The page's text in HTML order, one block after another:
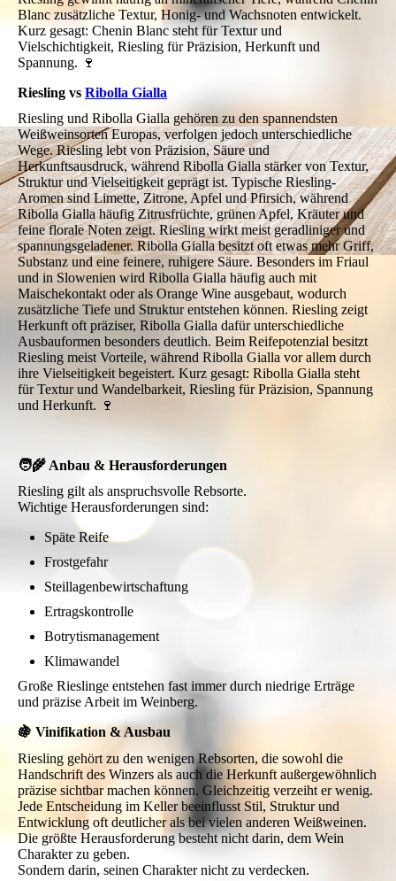
Blanc zusätzliche Textur, Honig- und Wachsnoten entwickelt.
Kurz gesagt: Chenin Blanc steht für Textur und
Vielschichtigkeit, Riesling für Präzision, Herkunft und
Spannung. 🍷
Riesling vs Ribolla Gialla
Riesling und Ribolla Gialla gehören zu den spannendsten
Weißweinsorten Europas, verfolgen jedoch unterschiedliche
Wege. Riesling lebt von Präzision, Säure und
Herkunftsausdruck, während Ribolla Gialla stärker von Textur,
Struktur und Vielseitigkeit geprägt ist. Typische Riesling-
Aromen sind Limette, Zitrone, Apfel und Pfirsich, während
Ribolla Gialla häufig Zitrusfrüchte, grünen Apfel, Kräuter und
feine florale Noten zeigt. Riesling wirkt meist geradliniger und
spannungsgeladener. Ribolla Gialla besitzt oft etwas mehr Griff,
Substanz und eine feinere, ruhigere Säure. Besonders im Friaul
und in Slowenien wird Ribolla Gialla häufig auch mit
Maischekontakt oder als Orange Wine ausgebaut, wodurch
zusätzliche Tiefe und Struktur entstehen können. Riesling zeigt
Herkunft oft präziser, Ribolla Gialla dafür unterschiedliche
Ausbauformen besonders deutlich. Beim Reifepotenzial besitzt
Riesling meist Vorteile, während Ribolla Gialla vor allem durch
ihre Vielseitigkeit begeistert. Kurz gesagt: Ribolla Gialla steht
für Textur und Wandelbarkeit, Riesling für Präzision, Spannung
und Herkunft. 🍷
🧑‍🌾 Anbau & Herausforderungen
Riesling gilt als anspruchsvolle Rebsorte.
Wichtige Herausforderungen sind:
Späte Reife
Frostgefahr
Steillagenbewirtschaftung
Ertragskontrolle
Botrytismanagement
Klimawandel
Große Rieslinge entstehen fast immer durch niedrige Erträge
und präzise Arbeit im Weinberg.
🍇 Vinifikation & Ausbau
Riesling gehört zu den wenigen Rebsorten, die sowohl die
Handschrift des Winzers als auch die Herkunft außergewöhnlich
präzise sichtbar machen können. Gleichzeitig verzeiht er wenig.
Jede Entscheidung im Keller beeinflusst Stil, Struktur und
Entwicklung oft deutlicher als bei vielen anderen Weißweinen.
Die größte Herausforderung besteht nicht darin, dem Wein
Charakter zu geben.
Sondern darin, seinen Charakter nicht zu verdecken.